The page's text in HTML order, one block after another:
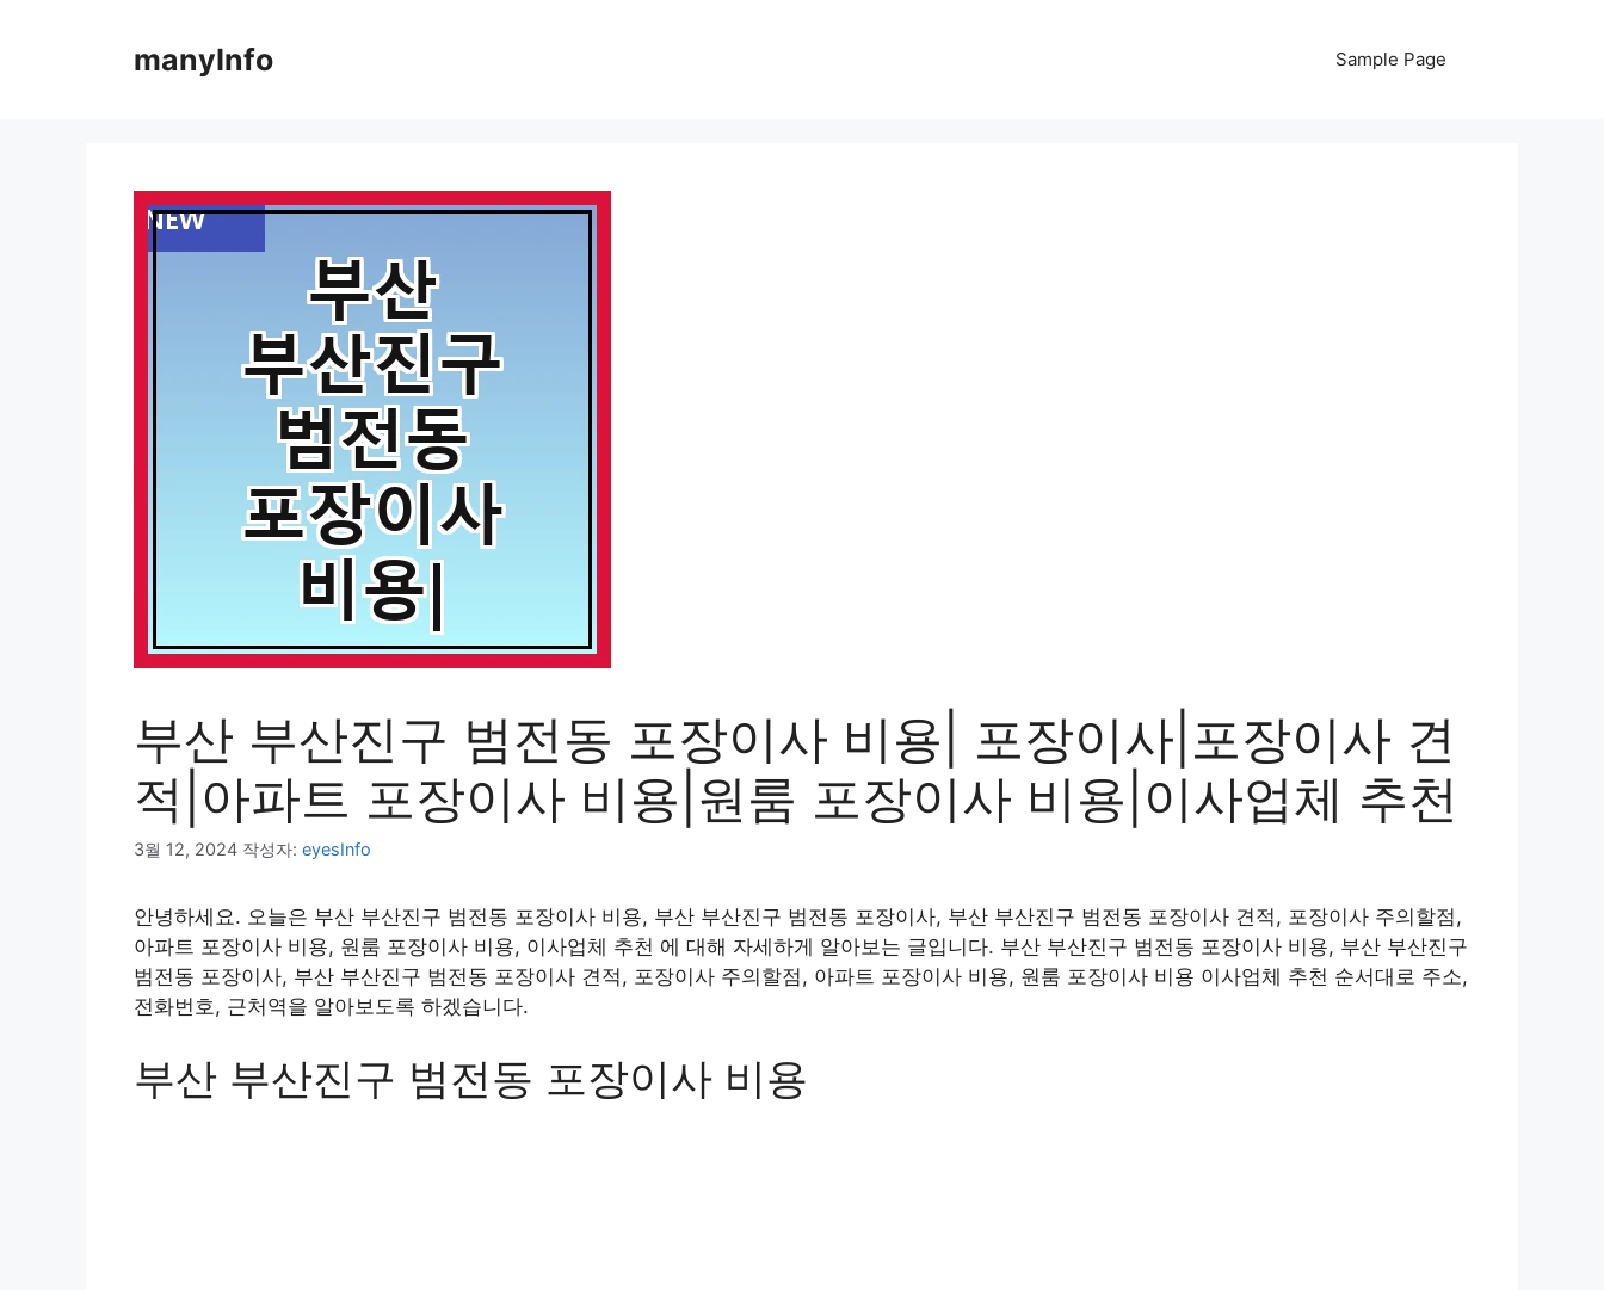
manyInfo Sample Page
부산 부산진구 범전동 포장이사 비용| 포장이사|포장이사 견
적|아파트 포장이사 비용|원룸 포장이사 비용|이사업체 추천
3월 12, 2024 작성자: eyesInfo
안녕하세요. 오늘은 부산 부산진구 범전동 포장이사 비용, 부산 부산진구 범전동 포장이사, 부산 부산진구 범전동 포장이사 견적, 포장이사 주의할점,
아파트 포장이사 비용, 원룸 포장이사 비용, 이사업체 추천 에 대해 자세하게 알아보는 글입니다. 부산 부산진구 범전동 포장이사 비용, 부산 부산진구
범전동 포장이사, 부산 부산진구 범전동 포장이사 견적, 포장이사 주의할점, 아파트 포장이사 비용, 원룸 포장이사 비용 이사업체 추천 순서대로 주소,
전화번호, 근처역을 알아보도록 하겠습니다.
부산 부산진구 범전동 포장이사 비용